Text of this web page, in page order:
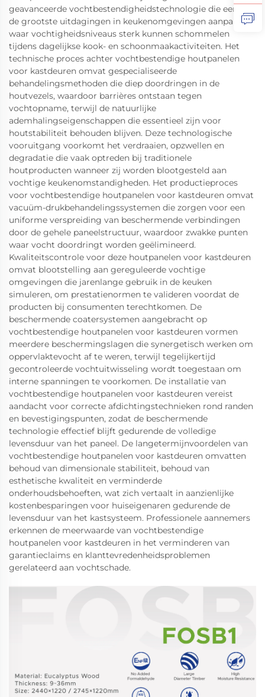
geavanceerde vochtbestendigheidstechnologie die een van
de grootste uitdagingen in keukenomgevingen aanpakt,
waar vochtigheidsniveaus sterk kunnen schommelen
tijdens dagelijkse kook- en schoonmaakactiviteiten. Het
technische proces achter vochtbestendige houtpanelen
voor kastdeuren omvat gespecialiseerde
behandelingsmethoden die diep doordringen in de
houtvezels, waardoor barrières ontstaan tegen
vochtopname, terwijl de natuurlijke
ademhalingseigenschappen die essentieel zijn voor
houtstabiliteit behouden blijven. Deze technologische
vooruitgang voorkomt het verdraaien, opzwellen en
degradatie die vaak optreden bij traditionele
houtproducten wanneer zij worden blootgesteld aan
vochtige keukenomstandigheden. Het productieproces
voor vochtbestendige houtpanelen voor kastdeuren omvat
vacuüm-drukbehandelingssystemen die zorgen voor een
uniforme verspreiding van beschermende verbindingen
door de gehele paneelstructuur, waardoor zwakke punten
waar vocht doordringt worden geëlimineerd.
Kwaliteitscontrole voor deze houtpanelen voor kastdeuren
omvat blootstelling aan gereguleerde vochtige
omgevingen die jarenlange gebruik in de keuken
simuleren, om prestatienormen te valideren voordat de
producten bij consumenten terechtkomen. De
beschermende coatersystemen aangebracht op
vochtbestendige houtpanelen voor kastdeuren vormen
meerdere beschermingslagen die synergetisch werken om
oppervlaktevocht af te weren, terwijl tegelijkertijd
gecontroleerde vochtuitwisseling wordt toegestaan om
interne spanningen te voorkomen. De installatie van
vochtbestendige houtpanelen voor kastdeuren vereist
aandacht voor correcte afdichtingstechnieken rond randen
en bevestigingspunten, zodat de beschermende
technologie effectief blijft gedurende de volledige
levensduur van het paneel. De langetermijnvoordelen van
vochtbestendige houtpanelen voor kastdeuren omvatten
behoud van dimensionale stabiliteit, behoud van
esthetische kwaliteit en verminderde
onderhoudsbehoeften, wat zich vertaalt in aanzienlijke
kostenbesparingen voor huiseigenaren gedurende de
levensduur van het kastsysteem. Professionele aannemers
erkennen de meerwaarde van vochtbestendige
houtpanelen voor kastdeuren in het verminderen van
garantieclaims en klanttevredenheidsproblemen
gerelateerd aan vochtschade.